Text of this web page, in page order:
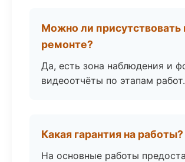
Можно ли присутствовать
ремонте?
Да, есть зона наблюдения и
видеоотчёты по этапам работ.
Какая гарантия на работы?
На основные работы